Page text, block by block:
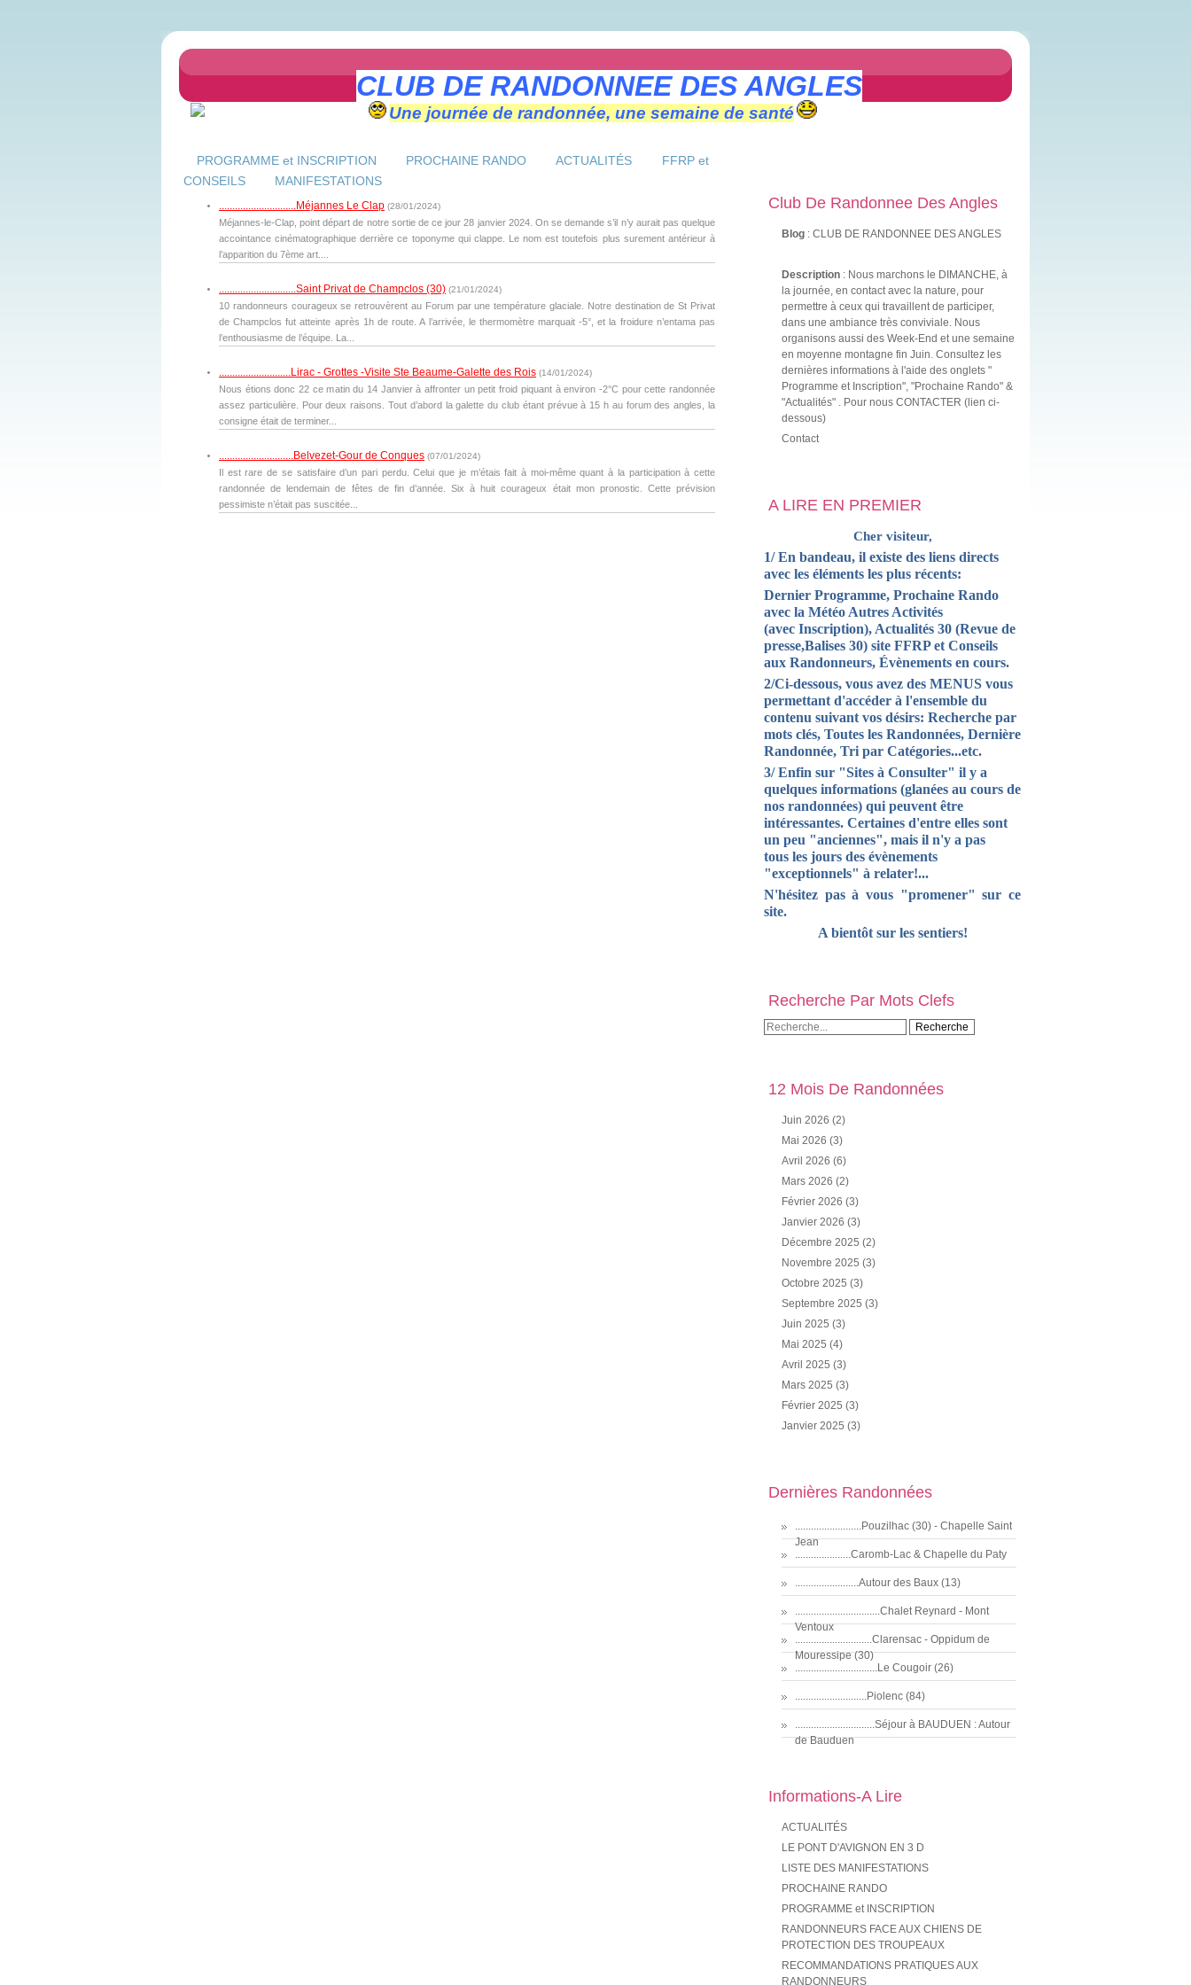
CLUB DE RANDONNEE DES ANGLES
Une journée de randonnée, une semaine de santé
PROGRAMME et INSCRIPTION PROCHAINE RANDO ACTUALITÉS
FFRP et
CONSEILS
MANIFESTATIONS
.............................Méjannes Le Clap (28/01/2024)
Méjannes-le-Clap, point départ de notre sortie de ce jour 28 janvier 2024. On se demande s’il n’y aurait pas quelque
accointance cinématographique derrière ce toponyme qui clappe. Le nom est toutefois plus surement antérieur à
l’apparition du 7ème art....
.............................Saint Privat de Champclos (30) (21/01/2024)
10 randonneurs courageux se retrouvèrent au Forum par une température glaciale. Notre destination de St Privat
de Champclos fut atteinte après 1h de route. A l’arrivée, le thermomètre marquait -5°, et la froidure n’entama pas
l’enthousiasme de l’équipe. La...
...........................Lirac - Grottes -Visite Ste Beaume-Galette des Rois (14/01/2024)
Nous étions donc 22 ce matin du 14 Janvier à affronter un petit froid piquant à environ -2°C pour cette randonnée
assez particulière. Pour deux raisons. Tout d’abord la galette du club étant prévue à 15 h au forum des angles, la
consigne était de terminer...
............................Belvezet-Gour de Conques (07/01/2024)
Il est rare de se satisfaire d’un pari perdu. Celui que je m’étais fait à moi-même quant à la participation à cette
randonnée de lendemain de fêtes de fin d’année. Six à huit courageux était mon pronostic. Cette prévision
pessimiste n’était pas suscitée...
Club De Randonnee Des Angles
Blog : CLUB DE RANDONNEE DES ANGLES
Description : Nous marchons le DIMANCHE, à
la journée, en contact avec la nature, pour
permettre à ceux qui travaillent de participer,
dans une ambiance très conviviale. Nous
organisons aussi des Week-End et une semaine
en moyenne montagne fin Juin. Consultez les
dernières informations à l'aide des onglets "
Programme et Inscription", "Prochaine Rando" &
"Actualités" . Pour nous CONTACTER (lien ci-
dessous)
Contact
A LIRE EN PREMIER
Cher visiteur,
1/ En bandeau, il existe des liens directs
avec les éléments les plus récents:
Dernier Programme, Prochaine Rando
avec la Météo Autres Activités
(avec Inscription), Actualités 30 (Revue de
presse,Balises 30) site FFRP et Conseils
aux Randonneurs, Évènements en cours.
2/Ci-dessous, vous avez des MENUS vous
permettant d'accéder à l'ensemble du
contenu suivant vos désirs: Recherche par
mots clés, Toutes les Randonnées, Dernière
Randonnée, Tri par Catégories...etc.
3/ Enfin sur "Sites à Consulter" il y a
quelques informations (glanées au cours de
nos randonnées) qui peuvent être
intéressantes. Certaines d'entre elles sont
un peu "anciennes", mais il n'y a pas
tous les jours des évènements
"exceptionnels" à relater!...
N'hésitez pas à vous "promener" sur ce
site.
A bientôt sur les sentiers!
Recherche Par Mots Clefs
12 Mois De Randonnées
Juin 2026 (2)
Mai 2026 (3)
Avril 2026 (6)
Mars 2026 (2)
Février 2026 (3)
Janvier 2026 (3)
Décembre 2025 (2)
Novembre 2025 (3)
Octobre 2025 (3)
Septembre 2025 (3)
Juin 2025 (3)
Mai 2025 (4)
Avril 2025 (3)
Mars 2025 (3)
Février 2025 (3)
Janvier 2025 (3)
Dernières Randonnées
.........................Pouzilhac (30) - Chapelle Saint
Jean
.....................Caromb-Lac & Chapelle du Paty
........................Autour des Baux (13)
................................Chalet Reynard - Mont
Ventoux
.............................Clarensac - Oppidum de
Mouressipe (30)
...............................Le Cougoir (26)
...........................Piolenc (84)
..............................Séjour à BAUDUEN : Autour
de Bauduen
Informations-A Lire
ACTUALITÉS
LE PONT D'AVIGNON EN 3 D
LISTE DES MANIFESTATIONS
PROCHAINE RANDO
PROGRAMME et INSCRIPTION
RANDONNEURS FACE AUX CHIENS DE
PROTECTION DES TROUPEAUX
RECOMMANDATIONS PRATIQUES AUX
RANDONNEURS